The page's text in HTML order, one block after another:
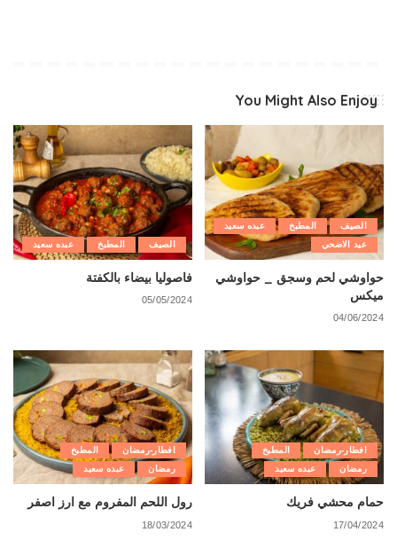
You Might Also Enjoy
الصيف المطبخ
عبده سعيد
عيد الاضحي
حواوشي لحم وسجق _ حواوشي
ميكس
04/06/2024
الصيف المطبخ عبده سعيد
فاصوليا بيضاء بالكفتة
05/05/2024
افطار-رمضان
المطبخ
رمضان
عبده سعيد
حمام محشي فريك
17/04/2024
افطار-رمضان
المطبخ
رمضان
عبده سعيد
رول اللحم المفروم مع ارز اصفر
18/03/2024